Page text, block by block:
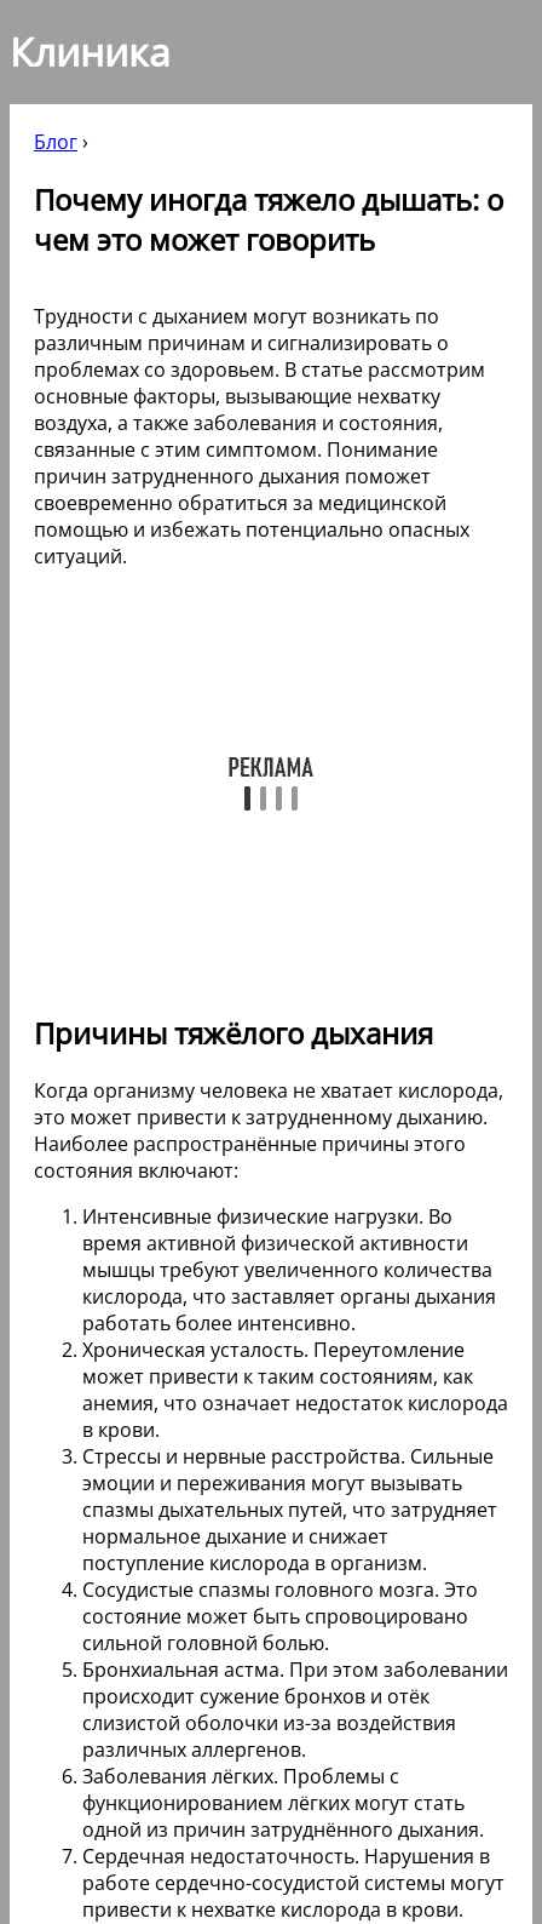
Клиника
Блог›
Почему иногда тяжело дышать: о
чем это может говорить
Трудности с дыханием могут возникать по
различным причинам и сигнализировать о
проблемах со здоровьем. В статье рассмотрим
основные факторы, вызывающие нехватку
воздуха, а также заболевания и состояния,
связанные с этим симптомом. Понимание
причин затрудненного дыхания поможет
своевременно обратиться за медицинской
помощью и избежать потенциально опасных
ситуаций.
Причины тяжёлого дыхания
Когда организму человека не хватает кислорода,
это может привести к затрудненному дыханию.
Наиболее распространённые причины этого
состояния включают:
Интенсивные физические нагрузки. Во
время активной физической активности
мышцы требуют увеличенного количества
кислорода, что заставляет органы дыхания
работать более интенсивно.
Хроническая усталость. Переутомление
может привести к таким состояниям, как
анемия, что означает недостаток кислорода
в крови.
Стрессы и нервные расстройства. Сильные
эмоции и переживания могут вызывать
спазмы дыхательных путей, что затрудняет
нормальное дыхание и снижает
поступление кислорода в организм.
Сосудистые спазмы головного мозга. Это
состояние может быть спровоцировано
сильной головной болью.
Бронхиальная астма. При этом заболевании
происходит сужение бронхов и отёк
слизистой оболочки из-за воздействия
различных аллергенов.
Заболевания лёгких. Проблемы с
функционированием лёгких могут стать
одной из причин затруднённого дыхания.
Сердечная недостаточность. Нарушения в
работе сердечно-сосудистой системы могут
привести к нехватке кислорода в крови.